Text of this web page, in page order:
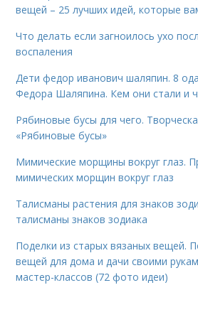
вещей – 25 лучших идей, которые
Что делать если загноилось ухо
воспаления
Дети федор иванович шаляпин. 8
Федора Шаляпина. Кем они стали и
Рябиновые бусы для чего.
«Рябиновые бусы»
Мимические морщины вокруг глаз.
мимических морщин вокруг глаз
Талисманы растения для знаков
талисманы знаков зодиака
Поделки из старых вязаных вещей.
вещей для дома и дачи своими
мастер-классов (72 фото идеи)